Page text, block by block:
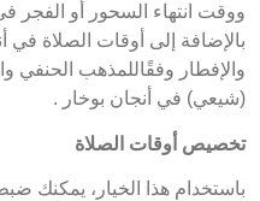
بالإضافة إلى أوقات الصلاة في
والإفطار وفقًاللمذهب الحنفي
(شيعي) في أنجان بوخار .
تخصيص أوقات الصلاة
باستخدام هذا الخيار، يمكنك